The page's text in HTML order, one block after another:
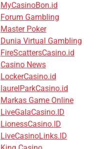
MyCasinoBon.id
Forum Gambling
Master Poker
Dunia Virtual Gambling
FireScattersCasino.id
Casino News
LockerCasino.id
laurelParkCasino.id
Markas Game Online
LiveGalaCasino.ID
LionessCasino.ID
LiveCasinoLinks.ID